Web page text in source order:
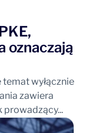
oznaczają
temat wyłącznie
zawiera
prowadzący...